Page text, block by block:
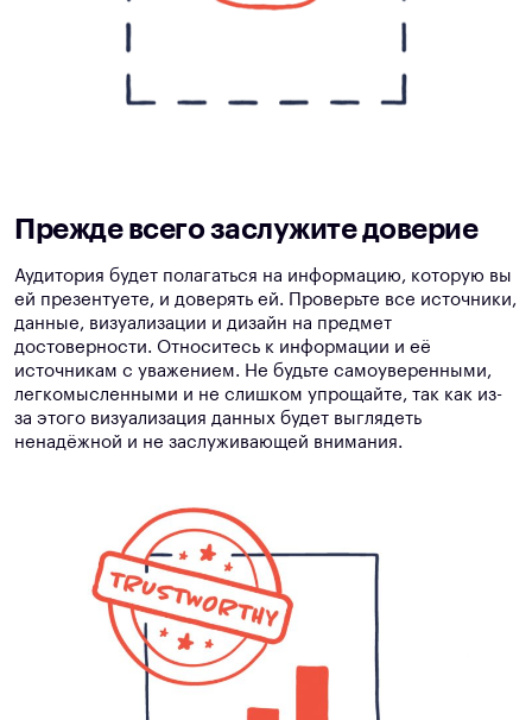
Прежде всего заслужите доверие
Аудитория будет полагаться на информацию, которую вы
ей презентуете, и доверять ей. Проверьте все источники,
данные, визуализации и дизайн на предмет
достоверности. Относитесь к информации и её
источникам с уважением. Не будьте самоуверенными,
легкомысленными и не слишком упрощайте, так как из-
за этого визуализация данных будет выглядеть
ненадёжной и не заслуживающей внимания.